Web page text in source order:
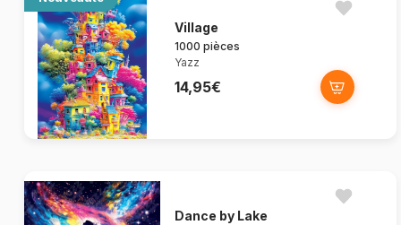
Village
1000 pièces
Yazz
14,95€
Dance by Lake